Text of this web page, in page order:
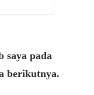
saya pada
berikutnya.